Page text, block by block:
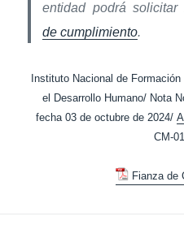
entidad podrá solicitar
de cumplimiento.
Instituto Nacional de
el Desarrollo Humano/ Nota
fecha 03 de octubre de 2024/
CM-
Fianza de